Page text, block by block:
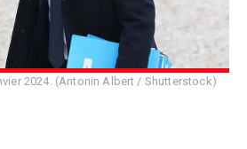
2024. (Antonin Albert / Shutterstock)